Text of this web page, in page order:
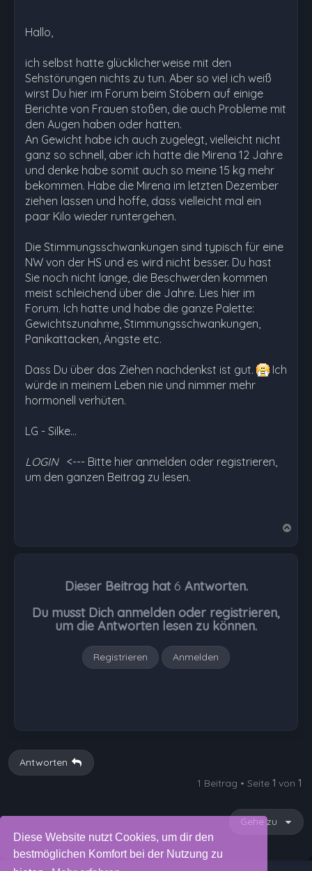
Diese Website nutzt Cookies, um dir den
bestmöglichen Komfort bei der Nutzung zu
Hallo,
ich selbst hatte glücklicherweise mit den
Sehstörungen nichts zu tun. Aber so viel ich weiß
wirst Du hier im Forum beim Stöbern auf einige
Berichte von Frauen stoßen, die auch Probleme mit
den Augen haben oder hatten.
An Gewicht habe ich auch zugelegt, vielleicht nicht
ganz so schnell, aber ich hatte die Mirena 12 Jahre
und denke habe somit auch so meine 15 kg mehr
bekommen. Habe die Mirena im letzten Dezember
ziehen lassen und hoffe, dass vielleicht mal ein
paar Kilo wieder runtergehen.
Die Stimmungsschwankungen sind typisch für eine
NW von der HS und es wird nicht besser. Du hast
Sie noch nicht lange, die Beschwerden kommen
meist schleichend über die Jahre. Lies hier im
Forum. Ich hatte und habe die ganze Palette:
Gewichtszunahme, Stimmungsschwankungen,
Panikattacken, Ängste etc.
Dass Du über das Ziehen nachdenkst ist gut.
Ich
würde in meinem Leben nie und nimmer mehr
hormonell verhüten.
LG - Silke…
LOGIN <--- Bitte hier anmelden oder registrieren,
um den ganzen Beitrag zu lesen.
Dieser Beitrag hat6 Antworten.
Du musst Dich anmelden oder registrieren,
um die Antworten lesen zu können.
Registrieren Anmelden
Antworten
1 Beitrag • Seite 1 von 1
Gehe zu